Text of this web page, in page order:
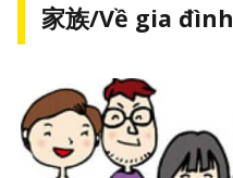
家族/Về gia đình